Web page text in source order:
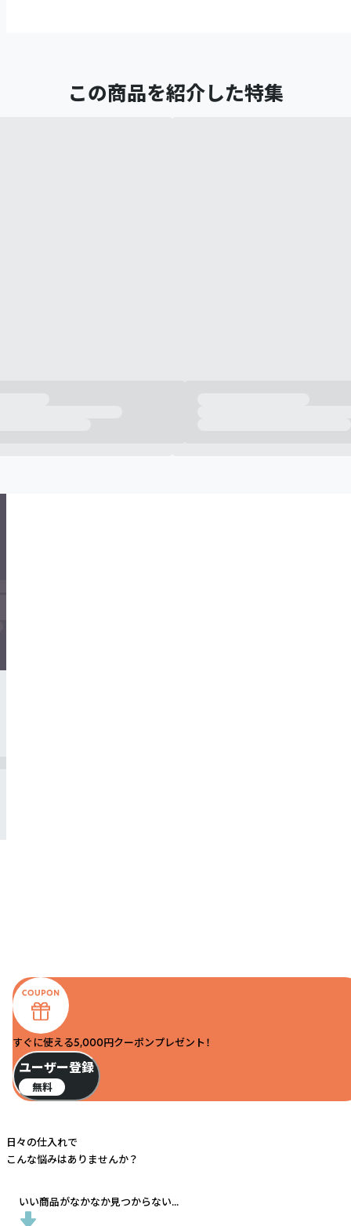
この商品を紹介した特集
すぐに使える5,000円クーポンプレゼント！
ユーザー登録
無料
日々の仕入れで
こんな悩みはありませんか？
いい商品がなかなか見つからない...